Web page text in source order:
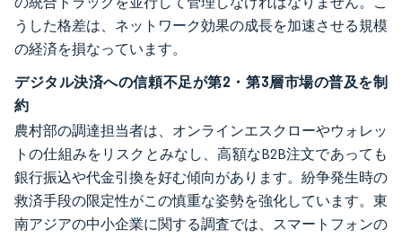
うした格差は、ネットワーク効果の成長を加速させる規模
の経済を損なっています。
デジタル決済への信頼不足が第2・第3層市場の普及を制
約
農村部の調達担当者は、オンラインエスクローやウォレッ
トの仕組みをリスクとみなし、高額なB2B注文であっても
銀行振込や代金引換を好む傾向があります。紛争発生時の
救済手段の限定性がこの慎重な姿勢を強化しています。東
南アジアの中小企業に関する調査では、スマートフォンの